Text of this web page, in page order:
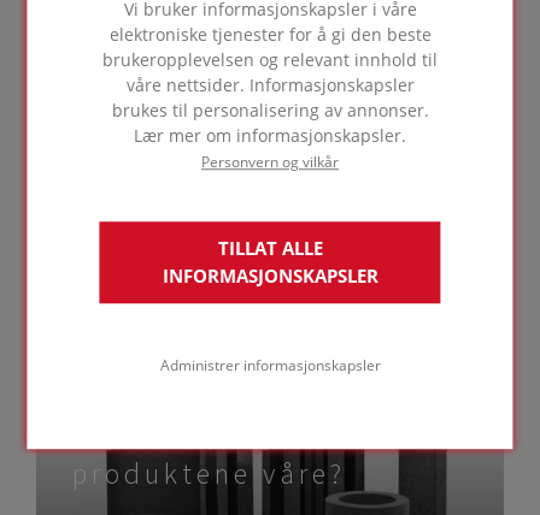
Vi bruker informasjonskapsler i våre
elektroniske tjenester for å gi den beste
brukeropplevelsen og relevant innhold til
våre nettsider. Informasjonskapsler
brukes til personalisering av annonser.
Lær mer om informasjonskapsler.
Personvern og vilkår
TILLAT ALLE
INFORMASJONSKAPSLER
Administrer informasjonskapsler
Interessant litteratur om
bygningsfysikk og
SE RELATERTE
ARTIKLER
produktene våre?